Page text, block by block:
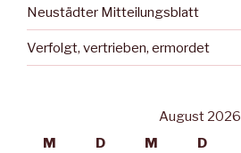
Neustädter Mitteilungsblatt
Verfolgt, vertrieben, ermordet
August 2026
M
D M D